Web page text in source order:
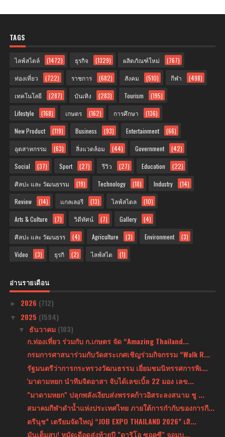
TAGS
ไลฟ์สไตล์ (1472) ธุรกิจ (1329) ผลิตภัณฑ์ใหม่ (767)
ท่องเที่ยว (722) ราชการ (682) สังคม (510) กีฬา (498)
เทคโนโลยี (287) บันเทิง (283) Tourism (195)
Lifestyle (168) เกษตร (162) การศึกษา (136)
New Product (119) Business (93) Entertainment (66)
อุตสาหกรรม (63) สิ่งแวดล้อม (44) Government (42)
Social (37) Sport (27) รีวิว (27) Education (22)
ศิลปะ และ วัฒนธรรม (19) Technology (18) Industry (14)
Review (14) แกลเลอรี (13) ไลฟ์สไตล (10)
Arts & Culture (7) วิดีทัศน์ (7) Gallery (4)
ศิลปะ และ วัฒนธรร (4) Agriculture (3) Environment (3)
Video (3) ธุรกิ (2) ไลฟ์สไต (1)
อ่านรายเดือน
► 2026 (712)
▼ 2025 (1594)
▼ ธันวาคม (103)
ก.ท่องเที่ยว ร่วมกับ ก.เกษตร จัด “Amazing Thailand...
กรมการศาสนาร่วมกับวัดสระเกศเชิญร่วมกิจกรรม “Walk R...
รัฐมนตรีว่าการกระทรวงวัฒนธรรม เยี่ยมชมนิทรรศการพิเ...
'มาดามหยก นำทีมจิตอาสา จับได้เลขเบิ้ล 22 มอง เลข...
"มาดามหยก" ปลุกพลังเงียบส่งพรรคก้าวอิสระลงสนาม ชู ...
สมาคมกีฬาดำน้ำแห่งประเทศไทย ภายใต้การกำกับของการกี...
ตรีนุช” เตรียมจัดใหญ่ “JOB EXPO THAILAND 2026” เสิ...
มันเต็มสูบ! หมัดเดือดส่งท้ายปี "ดาริโอ ซอคซี" จอมบ...